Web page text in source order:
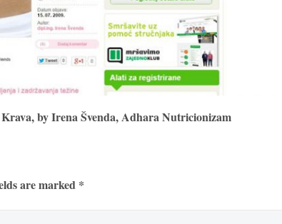
by Irena Švenda, Adhara Nutricionizam
are marked *